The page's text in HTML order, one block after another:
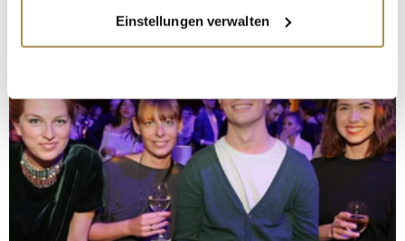
Informationen über Ihre geografische Lage
erfassen, welche bis auf einige Meter genau sein
bestimmten Merkmalen (Fingerprinting) identifizieren
Erfahren Sie mehr darüber, wie Ihre persönlichen Daten
verarbeitet werden, und legen Sie Ihre Präferenzen im
Abschnitt Einzelheiten
fest.
Wir verwenden Cookies, um Inhalte und Anzeigen zu
Einstellungen verwalten